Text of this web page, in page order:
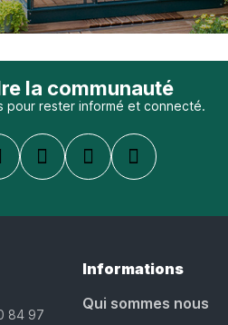
la communauté
pour rester informé et connecté.
84 97
Informations
Qui sommes nous